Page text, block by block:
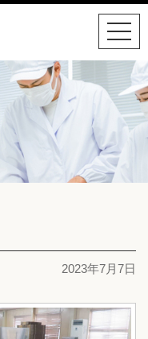
T
O
G
L
E
N
V
I
I
O
2023年7月7日